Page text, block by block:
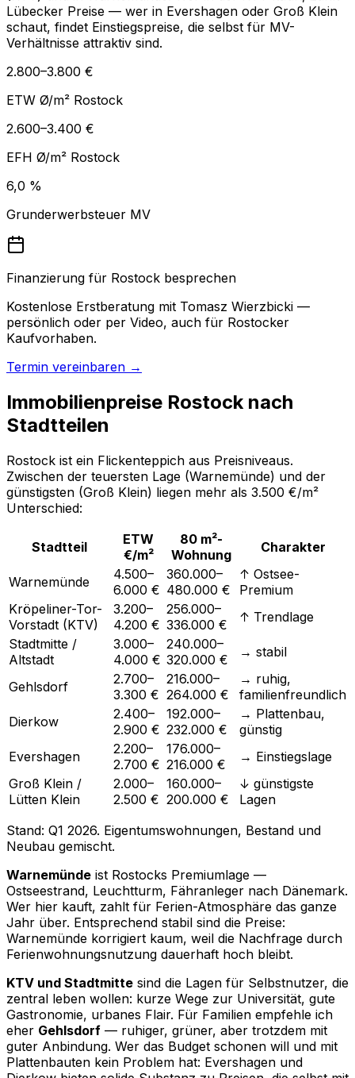
Lübecker Preise — wer in Evershagen oder Groß Klein
schaut, findet Einstiegspreise, die selbst für MV-
Verhältnisse attraktiv sind.
2.800–3.800 €
ETW Ø/m² Rostock
2.600–3.400 €
EFH Ø/m² Rostock
6,0 %
Grunderwerbsteuer MV
Finanzierung für Rostock besprechen
Kostenlose Erstberatung mit Tomasz Wierzbicki —
persönlich oder per Video, auch für Rostocker
Kaufvorhaben.
Termin vereinbaren →
Immobilienpreise Rostock nach
Stadtteilen
Rostock ist ein Flickenteppich aus Preisniveaus.
Zwischen der teuersten Lage (Warnemünde) und der
günstigsten (Groß Klein) liegen mehr als 3.500 €/m²
Unterschied:
Stadtteil
ETW
€/m²
80 m²-
Wohnung
Charakter
Warnemünde
4.500–
6.000 €
360.000–
480.000 €
↑ Ostsee-
Premium
Kröpeliner-Tor-
Vorstadt (KTV)
3.200–
4.200 €
256.000–
336.000 €
↑ Trendlage
Stadtmitte /
Altstadt
3.000–
4.000 €
240.000–
320.000 €
→ stabil
Gehlsdorf
2.700–
3.300 €
216.000–
264.000 €
→ ruhig,
familienfreundlich
Dierkow
2.400–
2.900 €
192.000–
232.000 €
→ Plattenbau,
günstig
Evershagen
2.200–
2.700 €
176.000–
216.000 €
→ Einstiegslage
Groß Klein /
Lütten Klein
2.000–
2.500 €
160.000–
200.000 €
↓ günstigste
Lagen
Stand: Q1 2026. Eigentumswohnungen, Bestand und
Neubau gemischt.
Warnemünde ist Rostocks Premiumlage —
Ostseestrand, Leuchtturm, Fähranleger nach Dänemark.
Wer hier kauft, zahlt für Ferien-Atmosphäre das ganze
Jahr über. Entsprechend stabil sind die Preise:
Warnemünde korrigiert kaum, weil die Nachfrage durch
Ferienwohnungsnutzung dauerhaft hoch bleibt.
KTV und Stadtmitte sind die Lagen für Selbstnutzer, die
zentral leben wollen: kurze Wege zur Universität, gute
Gastronomie, urbanes Flair. Für Familien empfehle ich
eher Gehlsdorf — ruhiger, grüner, aber trotzdem mit
guter Anbindung. Wer das Budget schonen will und mit
Plattenbauten kein Problem hat: Evershagen und